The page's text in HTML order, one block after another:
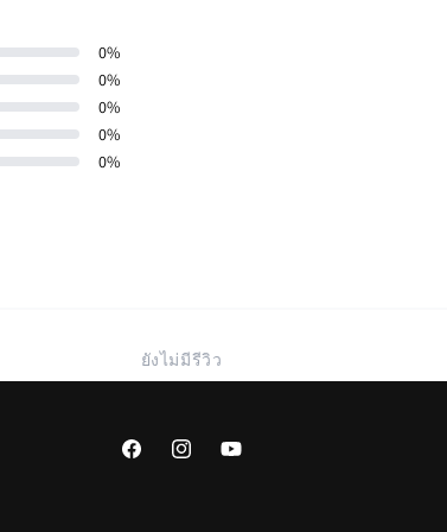
0%
0%
0%
0%
0%
ยังไม่มีรีวิว
FacebookInstagramYouTube